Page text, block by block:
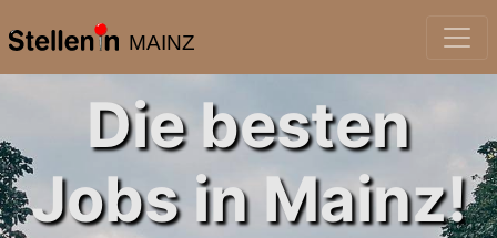
MAINZ
Die besten
Jobs in Mainz!